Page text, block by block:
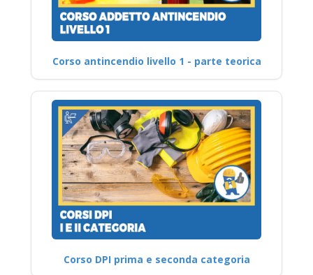
Corso antincendio livello 1 - parte teorica
Corso DPI prima e seconda categoria